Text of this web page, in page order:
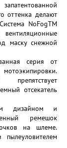
оттенка делают
NoFogTM
маску снежной
серия от
отсекатель
дизайном и
ремешок
на шлеме.